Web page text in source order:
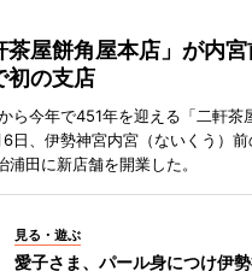
茶屋餅角屋本店」が内
の支店
ら今年で451年を迎える「二軒茶
日、伊勢神宮内宮（ないくう）
浦田に新店舗を開業した。
見る・遊ぶ
愛子さま、パール身につけ伊